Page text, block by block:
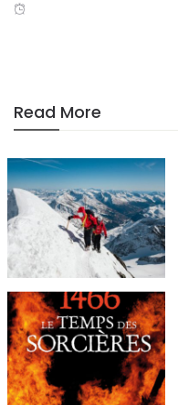
Read More